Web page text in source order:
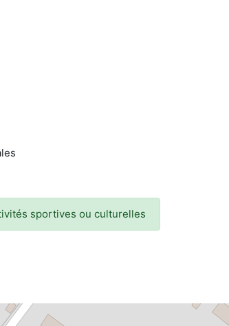
sportives ou culturelles